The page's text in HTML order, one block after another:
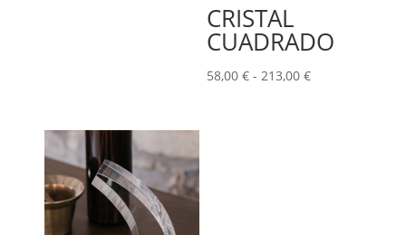
CRISTAL
CUADRADO
58,00 € - 213,00 €Rango